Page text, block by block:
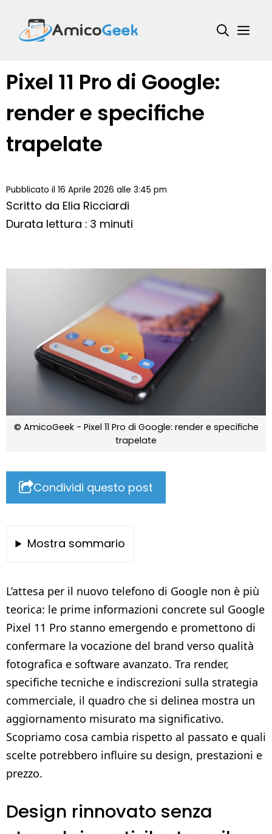
contenuto
Pixel 11 Pro di Google:
render e specifiche
trapelate
Pubblicato il 16 Aprile 2026 alle 3:45 pm
Scritto da Elia Ricciardi
Durata lettura : 3 minuti
© AmicoGeek - Pixel 11 Pro di Google: render e specifiche
trapelate
Condividi questo post
Mostra sommario
L’attesa per il nuovo telefono di Google non è più
teorica: le prime informazioni concrete sul Google
Pixel 11 Pro stanno emergendo e promettono di
confermare la vocazione del brand verso qualità
fotografica e software avanzato. Tra render,
specifiche tecniche e indiscrezioni sulla strategia
commerciale, il quadro che si delinea mostra un
aggiornamento misurato ma significativo.
Scopriamo cosa cambia rispetto al passato e quali
scelte potrebbero influire su design, prestazioni e
prezzo.
Design rinnovato senza